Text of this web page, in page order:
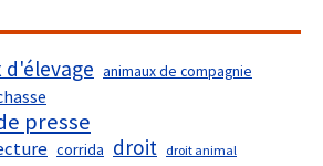
d'élevage animaux de compagnie
presse
corrida droit droit animal